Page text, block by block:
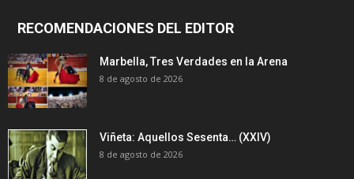
RECOMENDACIONES DEL EDITOR
Marbella, Tres Verdades en la Arena
8 de agosto de 2026
Viñeta: Aquellos Sesenta… (XXIV)
8 de agosto de 2026